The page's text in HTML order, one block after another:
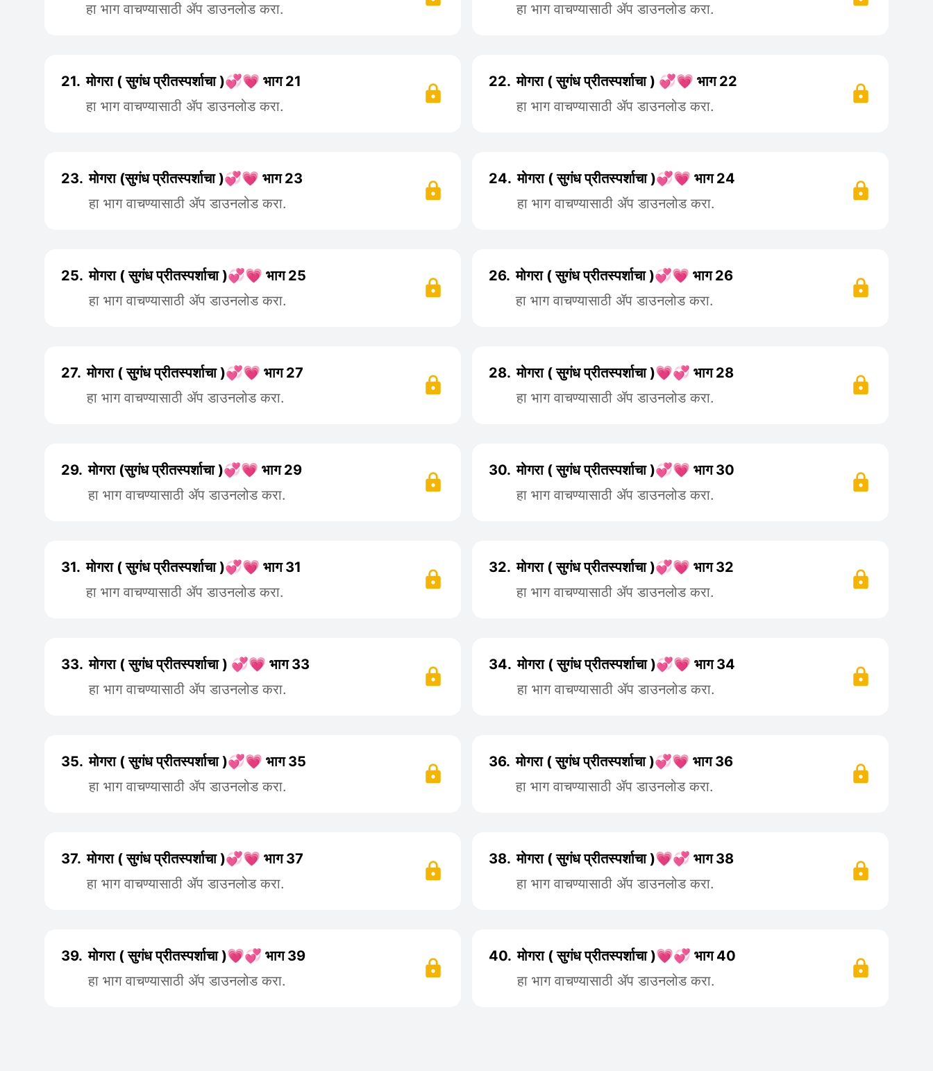
हा भाग वाचण्यासाठी ॲप डाउनलोड करा.
हा भाग वाचण्यासाठी ॲप डाउनलोड करा.
21. मोगरा ( सुगंध प्रीतस्पर्शाचा )💞💗 भाग 21
हा भाग वाचण्यासाठी ॲप डाउनलोड करा.
22. मोगरा ( सुगंध प्रीतस्पर्शाचा ) 💞💗 भाग 22
हा भाग वाचण्यासाठी ॲप डाउनलोड करा.
23. मोगरा (सुगंध प्रीतस्पर्शाचा )💞💗 भाग 23
हा भाग वाचण्यासाठी ॲप डाउनलोड करा.
24. मोगरा ( सुगंध प्रीतस्पर्शाचा )💞💗 भाग 24
हा भाग वाचण्यासाठी ॲप डाउनलोड करा.
25. मोगरा ( सुगंध प्रीतस्पर्शाचा )💞💗 भाग 25
हा भाग वाचण्यासाठी ॲप डाउनलोड करा.
26. मोगरा ( सुगंध प्रीतस्पर्शाचा )💞💗 भाग 26
हा भाग वाचण्यासाठी ॲप डाउनलोड करा.
27. मोगरा ( सुगंध प्रीतस्पर्शाचा )💞💗 भाग 27
हा भाग वाचण्यासाठी ॲप डाउनलोड करा.
28. मोगरा ( सुगंध प्रीतस्पर्शाचा )💗💞 भाग 28
हा भाग वाचण्यासाठी ॲप डाउनलोड करा.
29. मोगरा (सुगंध प्रीतस्पर्शाचा )💞💗 भाग 29
हा भाग वाचण्यासाठी ॲप डाउनलोड करा.
30. मोगरा ( सुगंध प्रीतस्पर्शाचा )💞💗 भाग 30
हा भाग वाचण्यासाठी ॲप डाउनलोड करा.
31. मोगरा ( सुगंध प्रीतस्पर्शाचा )💞💗 भाग 31
हा भाग वाचण्यासाठी ॲप डाउनलोड करा.
32. मोगरा ( सुगंध प्रीतस्पर्शाचा )💞💗 भाग 32
हा भाग वाचण्यासाठी ॲप डाउनलोड करा.
33. मोगरा ( सुगंध प्रीतस्पर्शाचा ) 💞💗 भाग 33
हा भाग वाचण्यासाठी ॲप डाउनलोड करा.
34. मोगरा ( सुगंध प्रीतस्पर्शाचा )💞💗 भाग 34
हा भाग वाचण्यासाठी ॲप डाउनलोड करा.
35. मोगरा ( सुगंध प्रीतस्पर्शाचा )💞💗 भाग 35
हा भाग वाचण्यासाठी ॲप डाउनलोड करा.
36. मोगरा ( सुगंध प्रीतस्पर्शाचा )💞💗 भाग 36
हा भाग वाचण्यासाठी ॲप डाउनलोड करा.
37. मोगरा ( सुगंध प्रीतस्पर्शाचा )💞💗 भाग 37
हा भाग वाचण्यासाठी ॲप डाउनलोड करा.
38. मोगरा ( सुगंध प्रीतस्पर्शाचा )💗💞 भाग 38
हा भाग वाचण्यासाठी ॲप डाउनलोड करा.
39. मोगरा ( सुगंध प्रीतस्पर्शाचा )💗💞 भाग 39
हा भाग वाचण्यासाठी ॲप डाउनलोड करा.
40. मोगरा ( सुगंध प्रीतस्पर्शाचा )💗💞 भाग 40
हा भाग वाचण्यासाठी ॲप डाउनलोड करा.